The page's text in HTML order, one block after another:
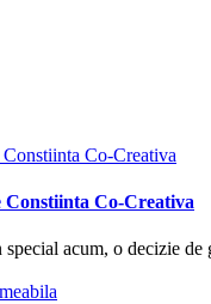
Co-Creativa
acum, o decizie